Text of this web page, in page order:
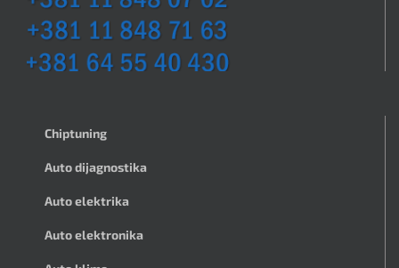
Chiptuning
Auto dijagnostika
Auto elektrika
Auto elektronika